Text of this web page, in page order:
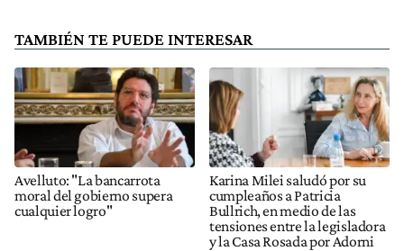
TAMBIÉN TE PUEDE INTERESAR
Avelluto: "La bancarrota
moral del gobierno supera
cualquier logro"
Karina Milei saludó por su
cumpleaños a Patricia
Bullrich, en medio de las
tensiones entre la legisladora
y la Casa Rosada por Adorni